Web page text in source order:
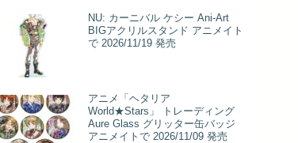
NU: カーニバル ケシー Ani-Art
BIGアクリルスタンド アニメイト
で 2026/11/19 発売
アニメ「ヘタリア
World★Stars」 トレーディング
Aure Glass グリッター缶バッジ
アニメイトで 2026/11/09 発売